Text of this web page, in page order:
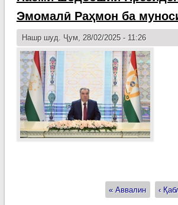
Эмомалӣ Раҳмон ба
Нашр шуд. Ҷум, 28/02/2025 - 11:26
« Аввалин ‹